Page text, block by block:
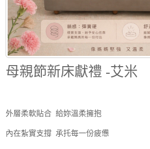
母親節新床獻禮 -艾米
外層柔軟貼合 給妳溫柔擁抱
內在紮實支撐 承托每一份疲憊